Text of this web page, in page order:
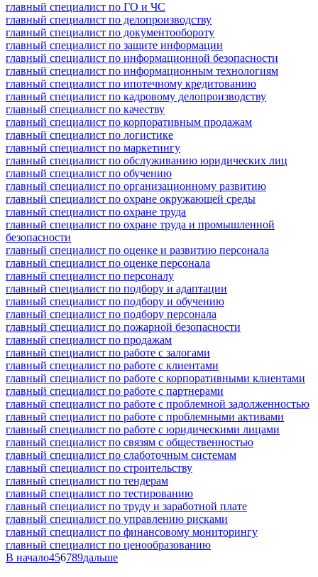
главный специалист по ГО и ЧС
главный специалист по делопроизводству
главный специалист по документообороту
главный специалист по защите информации
главный специалист по информационной безопасности
главный специалист по информационным технологиям
главный специалист по ипотечному кредитованию
главный специалист по кадровому делопроизводству
главный специалист по качеству
главный специалист по корпоративным продажам
главный специалист по логистике
главный специалист по маркетингу
главный специалист по обслуживанию юридических лиц
главный специалист по обучению
главный специалист по организационному развитию
главный специалист по охране окружающей среды
главный специалист по охране труда
главный специалист по охране труда и промышленной
безопасности
главный специалист по оценке и развитию персонала
главный специалист по оценке персонала
главный специалист по персоналу
главный специалист по подбору и адаптации
главный специалист по подбору и обучению
главный специалист по подбору персонала
главный специалист по пожарной безопасности
главный специалист по продажам
главный специалист по работе с залогами
главный специалист по работе с клиентами
главный специалист по работе с корпоративными клиентами
главный специалист по работе с партнерами
главный специалист по работе с проблемной задолженностью
главный специалист по работе с проблемными активами
главный специалист по работе с юридическими лицами
главный специалист по связям с общественностью
главный специалист по слаботочным системам
главный специалист по строительству
главный специалист по тендерам
главный специалист по тестированию
главный специалист по труду и заработной плате
главный специалист по управлению рисками
главный специалист по финансовому мониторингу
главный специалист по ценообразованию
В начало456789дальше